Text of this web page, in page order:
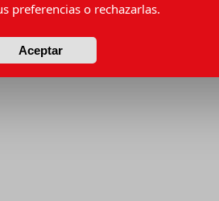
preferencias o rechazarlas.
Aceptar